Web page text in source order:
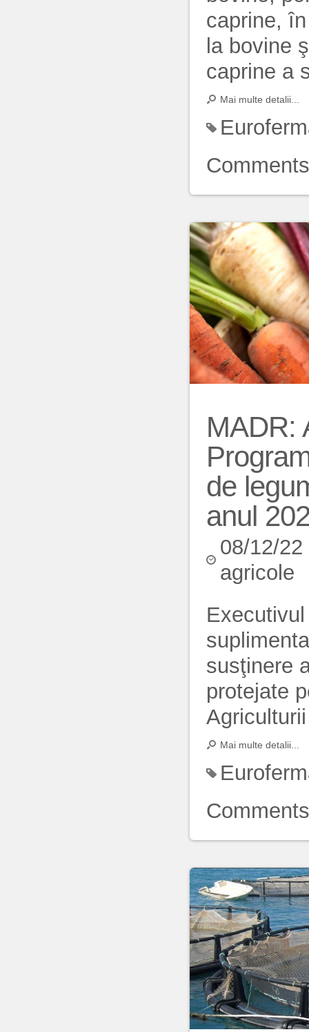
caprine,
la bovine
caprine a
Mai multe detalii...
Comments
MADR:
de
anul
08/12/
agricole
susţinere
protejate
Mai multe detalii...
Comments